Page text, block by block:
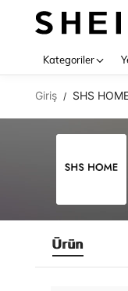
Kategoriler
Giriş / SHS
Ürün